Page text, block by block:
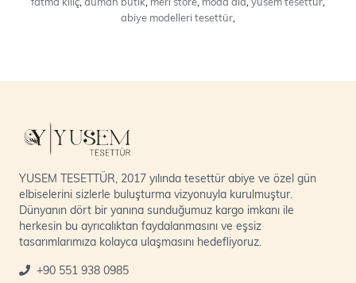
abiye modelleri tesettür
YUSEM TESETTÜR, 2017 yılında tesettür abiye ve özel gün
elbiselerini sizlerle buluşturma vizyonuyla kurulmuştur.
Dünyanın dört bir yanına sunduğumuz kargo imkanı ile
herkesin bu ayrıcalıktan faydalanmasını ve eşsiz
tasarımlarımıza kolayca ulaşmasını hedefliyoruz.
+90 551 938 0985